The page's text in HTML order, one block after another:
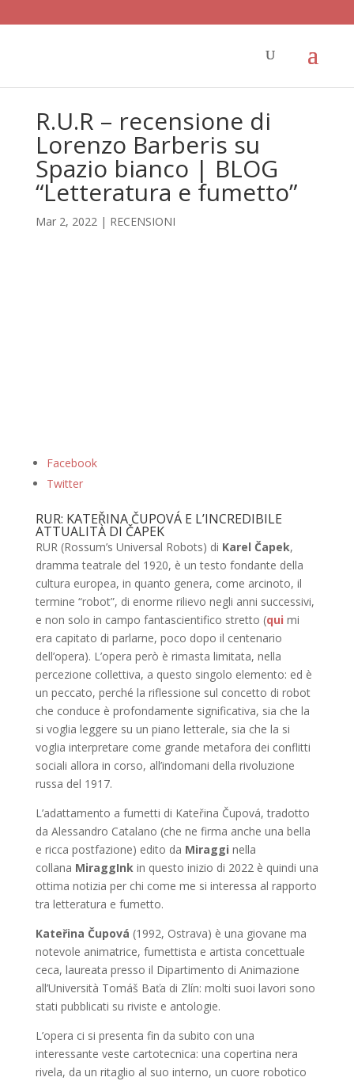
R.U.R – recensione di
Lorenzo Barberis su
Spazio bianco | BLOG
“Letteratura e fumetto”
Mar 2, 2022| RECENSIONI
Facebook
Twitter
RUR: KATEŘINA ČUPOVÁ E L’INCREDIBILE
ATTUALITÀ DI ČAPEK
RUR (Rossum’s Universal Robots) di Karel Čapek,
dramma teatrale del 1920, è un testo fondante della
cultura europea, in quanto genera, come arcinoto, il
termine “robot”, di enorme rilievo negli anni successivi,
e non solo in campo fantascientifico stretto (qui mi
era capitato di parlarne, poco dopo il centenario
dell’opera). L’opera però è rimasta limitata, nella
percezione collettiva, a questo singolo elemento: ed è
un peccato, perché la riflessione sul concetto di robot
che conduce è profondamente significativa, sia che la
si voglia leggere su un piano letterale, sia che la si
voglia interpretare come grande metafora dei conflitti
sociali allora in corso, all’indomani della rivoluzione
russa del 1917.
L’adattamento a fumetti di Kateřina Čupová, tradotto
da Alessandro Catalano (che ne firma anche una bella
e ricca postfazione) edito da Miraggi nella
collana MiraggInkin questo inizio di 2022 è quindi una
ottima notizia per chi come me si interessa al rapporto
tra letteratura e fumetto.
Kateřina Čupová (1992, Ostrava) è una giovane ma
notevole animatrice, fumettista e artista concettuale
ceca, laureata presso il Dipartimento di Animazione
all’Università Tomáš Baťa di Zlín: molti suoi lavori sono
stati pubblicati su riviste e antologie.
L’opera ci si presenta fin da subito con una
interessante veste cartotecnica: una copertina nera
rivela, da un ritaglio al suo interno, un cuore robotico